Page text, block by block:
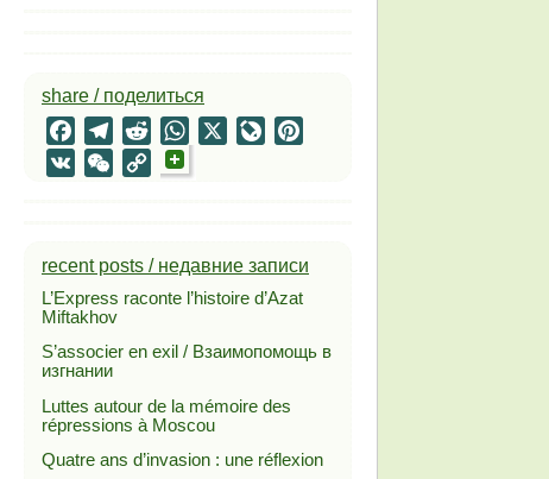
share / поделиться
FacebookTelegramRedditWhatsApp LiveJournal
VK
WeChat
Copy
recent posts / недавние записи
L’Express raconte l’histoire d’Azat
Miftakhov
S’associer en exil / Взаимопомощь в
изгнании
Luttes autour de la mémoire des
répressions à Moscou
Quatre ans d’invasion : une réflexion